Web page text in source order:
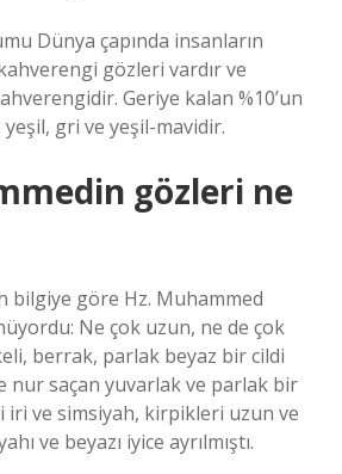
Dünya çapında insanların
kahverengi gözleri vardır ve
Geriye kalan %10’un
gri ve yeşil-mavidir.
gözleri ne
bilgiye göre Hz. Muhammed
Ne çok uzun, ne de çok
berrak, parlak beyaz bir cildi
nur saçan yuvarlak ve parlak bir
iri ve simsiyah, kirpikleri uzun ve
ve beyazı iyice ayrılmıştı.